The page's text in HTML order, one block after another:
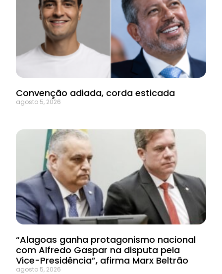
Convenção adiada, corda esticada
agosto 5, 2026
“Alagoas ganha protagonismo nacional
com Alfredo Gaspar na disputa pela
Vice-Presidência”, afirma Marx Beltrão
agosto 5, 2026